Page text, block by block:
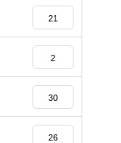
21
2
30
26